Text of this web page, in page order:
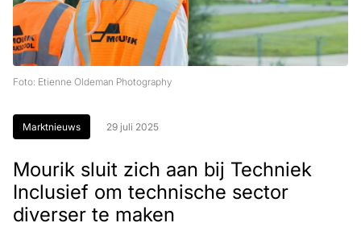
Foto: Etienne Oldeman Photography
Marktnieuws 29 juli 2025
Mourik sluit zich aan bij Techniek
Inclusief om technische sector
diverser te maken